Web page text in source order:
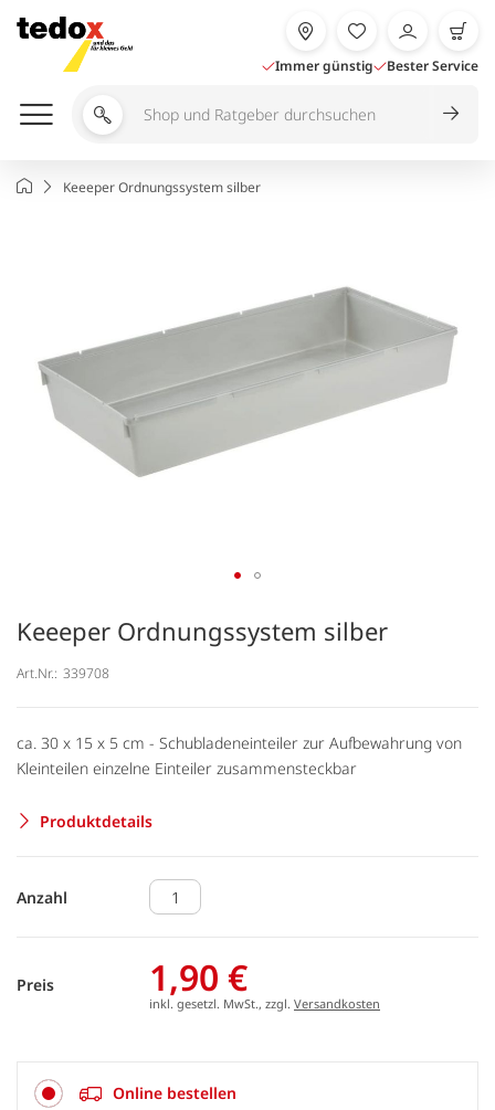
Inhalt
springen
Immer günstig Bester Service
Shop
durchsuchen
StartseiteKeeeper Ordnungssystem silber
Keeeper Ordnungssystem silber
Art.Nr.: 339708
ca. 30 x 15 x 5 cm - Schubladeneinteiler zur Aufbewahrung von
Kleinteilen einzelne Einteiler zusammensteckbar
Produktdetails
Anzahl
Preis 1,90 €
inkl. gesetzl. MwSt., zzgl. Versandkosten
Online bestellen